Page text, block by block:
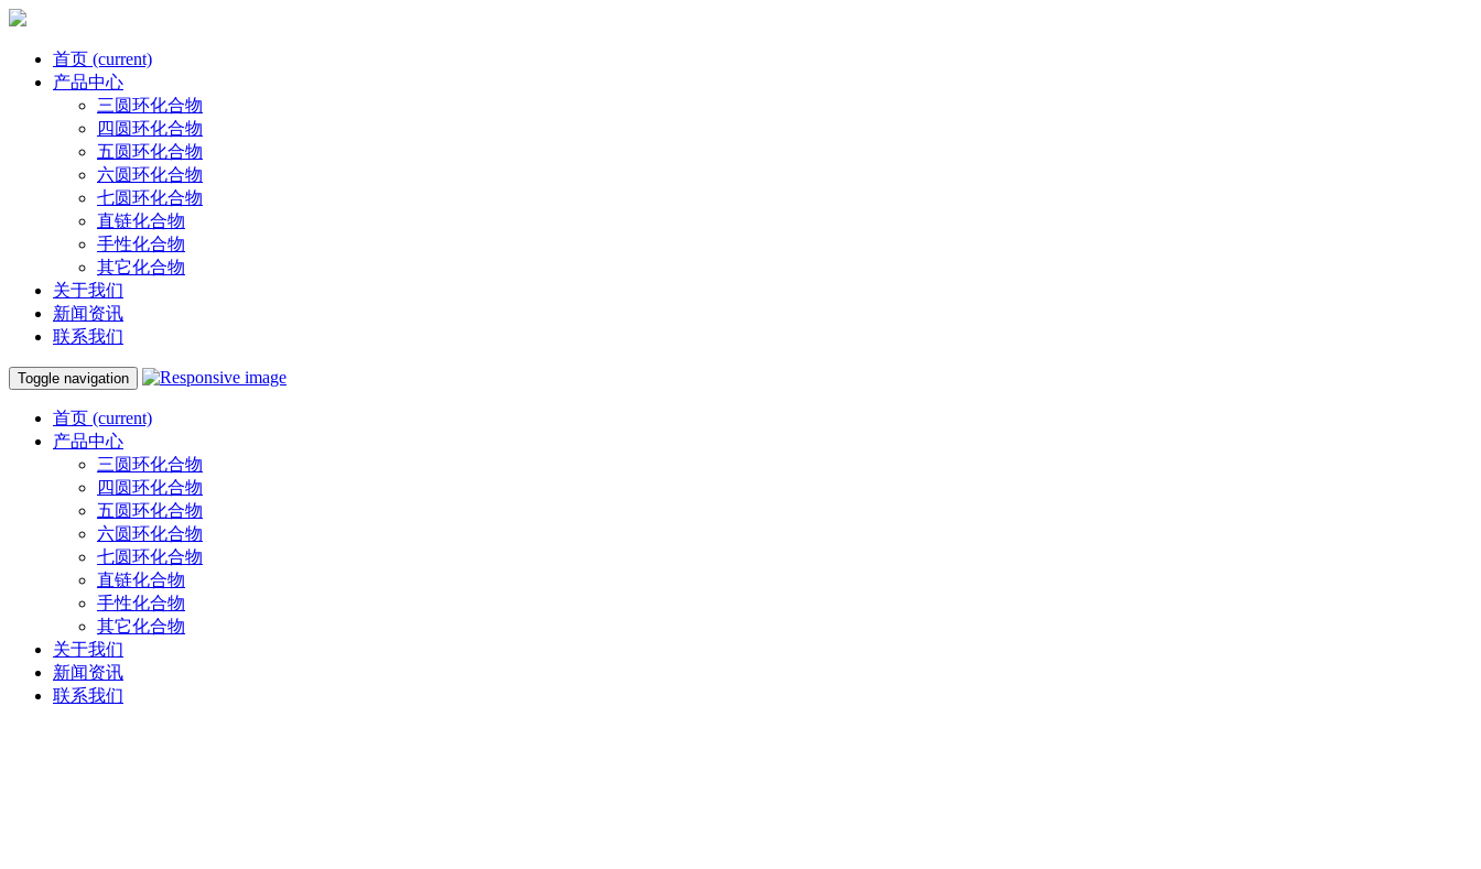
首页 (current)
产品中心
三圆环化合物
四圆环化合物
五圆环化合物
六圆环化合物
七圆环化合物
直链化合物
手性化合物
其它化合物
关于我们
新闻资讯
联系我们
Toggle navigation
首页 (current)
产品中心
三圆环化合物
四圆环化合物
五圆环化合物
六圆环化合物
七圆环化合物
直链化合物
手性化合物
其它化合物
关于我们
新闻资讯
联系我们